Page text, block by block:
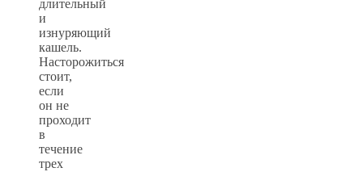
длительный
и
изнуряющий
кашель.
Насторожиться
стоит,
если
он не
проходит
в
течение
трех